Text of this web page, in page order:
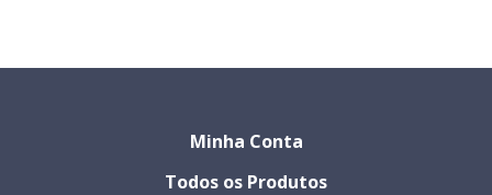
Minha Conta
Todos os Produtos